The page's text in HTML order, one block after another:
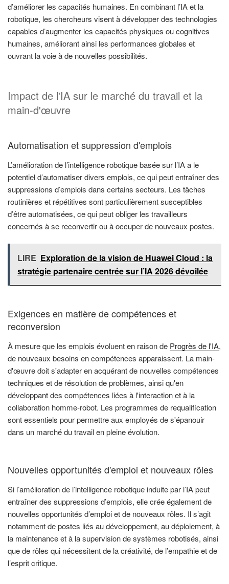
d’améliorer les capacités humaines. En combinant l’IA et la
robotique, les chercheurs visent à développer des technologies
capables d’augmenter les capacités physiques ou cognitives
humaines, améliorant ainsi les performances globales et
ouvrant la voie à de nouvelles possibilités.
Impact de l'IA sur le marché du travail et la
main-d'œuvre
Automatisation et suppression d'emplois
L’amélioration de l’intelligence robotique basée sur l’IA a le
potentiel d’automatiser divers emplois, ce qui peut entraîner des
suppressions d’emplois dans certains secteurs. Les tâches
routinières et répétitives sont particulièrement susceptibles
d’être automatisées, ce qui peut obliger les travailleurs
concernés à se reconvertir ou à occuper de nouveaux postes.
LIRE Exploration de la vision de Huawei Cloud : la
stratégie partenaire centrée sur l’IA 2026 dévoilée
Exigences en matière de compétences et
reconversion
À mesure que les emplois évoluent en raison de Progrès de l'IA,
de nouveaux besoins en compétences apparaissent. La main-
d'œuvre doit s'adapter en acquérant de nouvelles compétences
techniques et de résolution de problèmes, ainsi qu'en
développant des compétences liées à l'interaction et à la
collaboration homme-robot. Les programmes de requalification
sont essentiels pour permettre aux employés de s'épanouir
dans un marché du travail en pleine évolution.
Nouvelles opportunités d'emploi et nouveaux rôles
Si l’amélioration de l’intelligence robotique induite par l’IA peut
entraîner des suppressions d’emplois, elle crée également de
nouvelles opportunités d’emploi et de nouveaux rôles. Il s’agit
notamment de postes liés au développement, au déploiement, à
la maintenance et à la supervision de systèmes robotisés, ainsi
que de rôles qui nécessitent de la créativité, de l’empathie et de
l’esprit critique.